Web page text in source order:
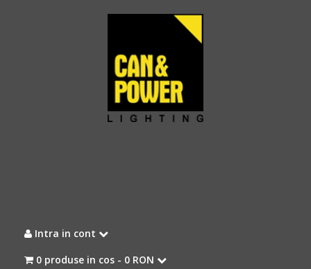
Intra in cont
0 produse in cos - 0 RON